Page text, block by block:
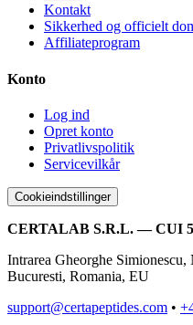
Kontakt
Sikkerhed og officielt
Affiliateprogram
Konto
Log ind
Opret konto
Privatlivspolitik
Servicevilkår
Cookieindstillinger
CERTALAB S.R.L. — CUI
Intrarea Gheorghe
Bucuresti, Romania, EU
support@certapeptides.com •